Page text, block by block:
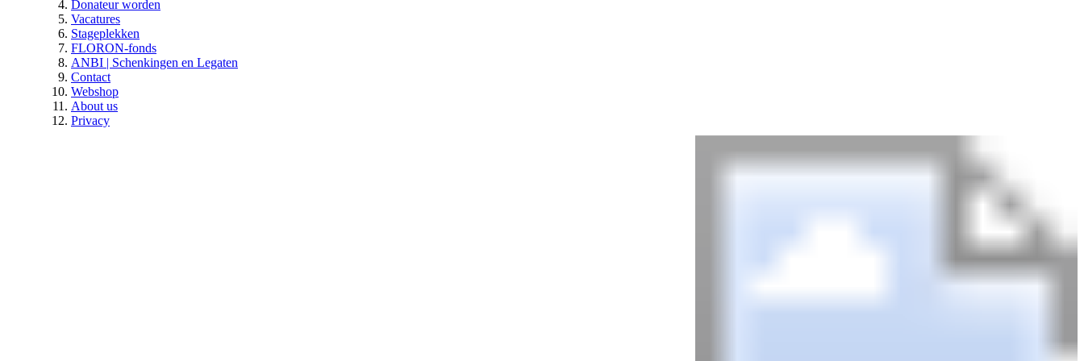
Donateur worden
Vacatures
Stageplekken
FLORON-fonds
ANBI | Schenkingen en Legaten
Contact
Webshop
About us
Privacy